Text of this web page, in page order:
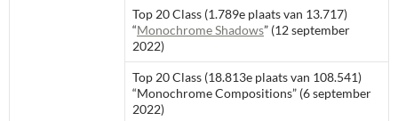
Top 20 Class (1.789e plaats van 13.717)
“Monochrome Shadows” (12 september
2022)
Top 20 Class (18.813e plaats van 108.541)
“Monochrome Compositions” (6 september
2022)